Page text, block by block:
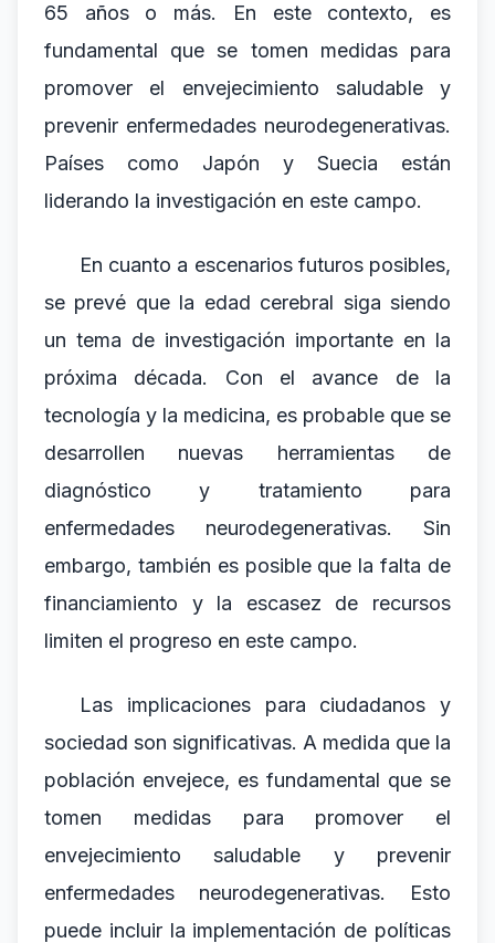
65 años o más. En este contexto, es
fundamental que se tomen medidas para
promover el envejecimiento saludable y
prevenir enfermedades neurodegenerativas.
Países como Japón y Suecia están
liderando la investigación en este campo.
En cuanto a escenarios futuros posibles,
se prevé que la edad cerebral siga siendo
un tema de investigación importante en la
próxima década. Con el avance de la
tecnología y la medicina, es probable que se
desarrollen nuevas herramientas de
diagnóstico y tratamiento para
enfermedades neurodegenerativas. Sin
embargo, también es posible que la falta de
financiamiento y la escasez de recursos
limiten el progreso en este campo.
Las implicaciones para ciudadanos y
sociedad son significativas. A medida que la
población envejece, es fundamental que se
tomen medidas para promover el
envejecimiento saludable y prevenir
enfermedades neurodegenerativas. Esto
puede incluir la implementación de políticas